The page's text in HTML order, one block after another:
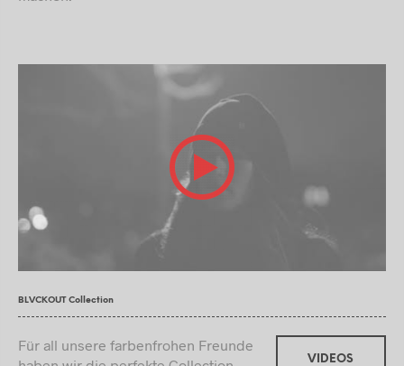
BLVCKOUT Collection
Für all unsere farbenfrohen Freunde
VIDEOS